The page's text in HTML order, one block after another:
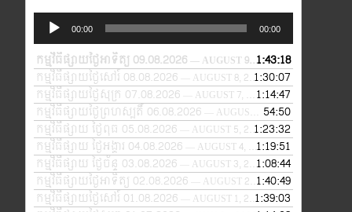
Audio
Player
00:00 00:00
កម្មវិធីផ្សាយថ្ងៃអាទិត្យ 09.08.2026— AUGUST 9, 2026 1:43:18
កម្មវិធីផ្សាយថ្ងៃសៅរ៍ 08.08.2026
— AUGUST 8, 2026 1:30:07
កម្មវិធីផ្សាយថ្ងៃសុក្រ 07.08.2026
— AUGUST 7, 2026
1:14:47
កម្មវិធីផ្សាយថ្ងៃព្រហស្បតិ៍ 06.08.2026
— AUGUST 6, 2026
54:50
កម្មវិធីផ្សាយ ថ្ងៃពុធ 05.08.2026
— AUGUST 5, 2026 1:23:32
កម្មវិធីផ្សាយ ថ្ងៃអង្គារ 04.08.2026
— AUGUST 4, 2026
1:19:51
កម្មវិធីផ្សាយ ថ្ងៃច័ន្ទ 03.08.2026
— AUGUST 3, 2026 1:08:44
កម្មវិធីផ្សាយថ្ងៃអាទិត្យ 02.08.2026
— AUGUST 2, 2026 1:40:49
កម្មវិធីផ្សាយថ្ងៃសៅរ៍ 01.08.2026
— AUGUST 1, 2026 1:39:03